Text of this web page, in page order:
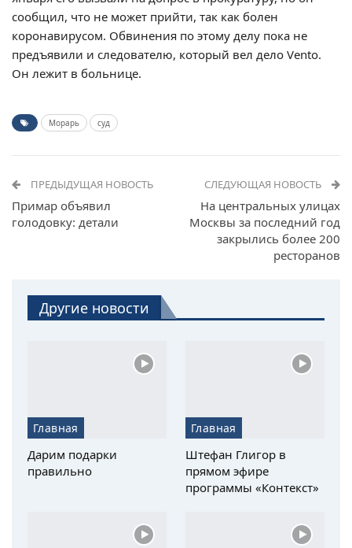
сообщил, что не может прийти, так как болен
коронавирусом. Обвинения по этому делу пока не
предъявили и следователю, который вел дело Vento.
Он лежит в больнице.
Морарь суд
ПРЕДЫДУЩАЯ НОВОСТЬ
Примар объявил
голодовку: детали
СЛЕДУЮЩАЯ НОВОСТЬ
На центральных улицах
Москвы за последний год
закрылись более 200
ресторанов
Другие новости
Главная
Дарим подарки
правильно
Главная
Штефан Глигор в
прямом эфире
программы «Контекст»